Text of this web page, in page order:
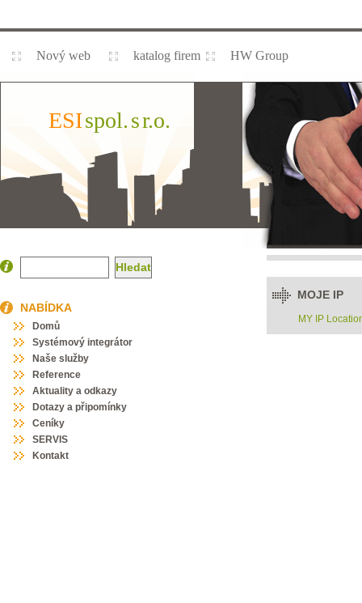
Nový web katalog firem HW Group
ESIspol.sr.o.
NABÍDKA
Domů
Systémový integrátor
Naše služby
Reference
Aktuality a odkazy
Dotazy a připomínky
Ceníky
SERVIS
Kontakt
MOJE IP
MY IP